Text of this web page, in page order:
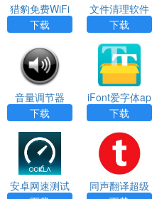
猎豹免费WiFi
(Free WiFi Ma
ster)app
下载
文件清理软件
（CCleaner）
app
下载
音量调节器
（Volume Ac
e）app
下载
iFont爱字体ap
p
下载
安卓网速测试
同声翻译超级